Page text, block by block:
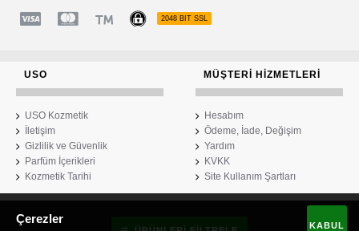
2048 BIT SSL
USO
USO Kozmetik
İletişim
Gizlilik ve Güvenlik
Parfüm İçerikleri
Kozmetik Tarihi
MÜŞTERI HIZMETLERI
Hesabım
Ödeme, İade, Değişim
Yardım
KVKK
Site Kullanım Şartları
USO Kozmetik KABUL
Çerezler